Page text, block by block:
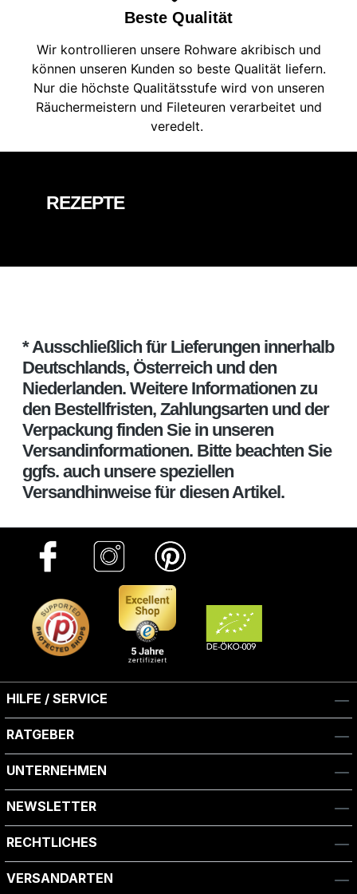
Beste Qualität
Wir kontrollieren unsere Rohware akribisch und
können unseren Kunden so beste Qualität liefern.
Nur die höchste Qualitätsstufe wird von unseren
Räuchermeistern und Fileteuren verarbeitet und
veredelt.
REZEPTE
* Ausschließlich für Lieferungen innerhalb
Deutschlands, Österreich und den
Niederlanden. Weitere Informationen zu
den Bestellfristen, Zahlungsarten und der
Verpackung finden Sie in unseren
Versandinformationen. Bitte beachten Sie
ggfs. auch unsere speziellen
Versandhinweise für diesen Artikel.
HILFE / SERVICE
RATGEBER
UNTERNEHMEN
NEWSLETTER
RECHTLICHES
VERSANDARTEN